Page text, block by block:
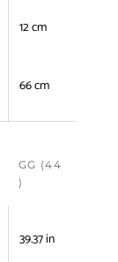
12 cm
66 cm
GG (44
)
39.37 in